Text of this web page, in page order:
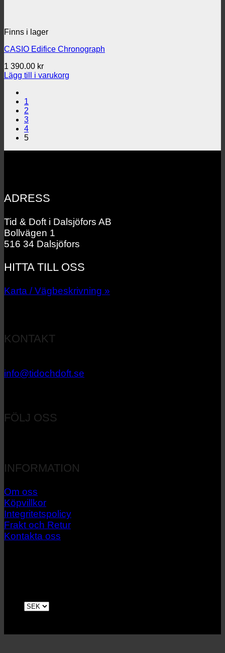
Finns i lager
CASIO Edifice Chronograph
1 390.00 kr
Lägg till i varukorg
1
2
3
4
5
ADRESS
Tid & Doft i Dalsjöfors AB
Bollvägen 1
516 34 Dalsjöfors
HITTA TILL OSS
Karta / Vägbeskrivning »
KONTAKT
info@tidochdoft.se
FÖLJ OSS
INFORMATION
Om oss
Köpvillkor
Integritetspolicy
Frakt och Retur
Kontakta oss